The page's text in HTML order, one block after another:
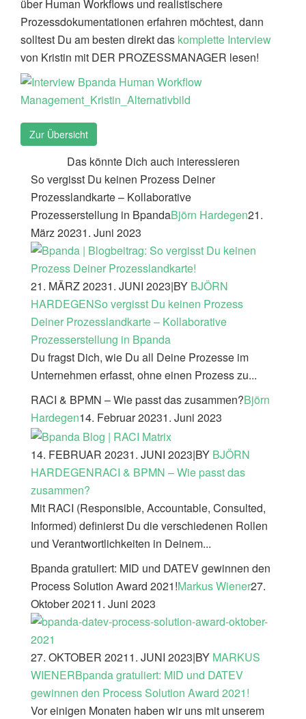
über Human Workflows und realistischere
Prozessdokumentationen erfahren möchtest, dann
solltest Du am besten direkt das komplette Interview
von Kristin mit DER PROZESSMANAGER lesen!
Zur Übersicht
Das könnte Dich auch interessieren
So vergisst Du keinen Prozess Deiner
Prozesslandkarte – Kollaborative
Prozesserstellung in BpandaBjörn Hardegen21.
März 20231. Juni 2023
21. MÄRZ 20231. JUNI 2023|BY BJÖRN
HARDEGENSo vergisst Du keinen Prozess
Deiner Prozesslandkarte – Kollaborative
Prozesserstellung in Bpanda
Du fragst Dich, wie Du all Deine Prozesse im
Unternehmen erfasst, ohne einen Prozess zu...
RACI & BPMN – Wie passt das zusammen?Björn
Hardegen14. Februar 20231. Juni 2023
14. FEBRUAR 20231. JUNI 2023|BY BJÖRN
HARDEGENRACI & BPMN – Wie passt das
zusammen?
Mit RACI (Responsible, Accountable, Consulted,
Informed) definierst Du die verschiedenen Rollen
und Verantwortlichkeiten in Deinem...
Bpanda gratuliert: MID und DATEV gewinnen den
Process Solution Award 2021!Markus Wiener27.
Oktober 20211. Juni 2023
27. OKTOBER 20211. JUNI 2023|BY MARKUS
WIENERBpanda gratuliert: MID und DATEV
gewinnen den Process Solution Award 2021!
Vor einigen Monaten haben wir uns mit unserem